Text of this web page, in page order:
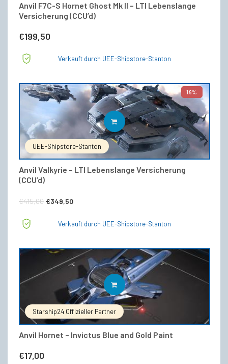
Anvil F7C-S Hornet Ghost Mk II – LTI Lebenslange
Versicherung (CCU’d)
€199,50
Verkauft durch UEE-Shipstore-Stanton
16%
UEE-Shipstore-Stanton
Anvil Valkyrie – LTI Lebenslange Versicherung
(CCU’d)
€415,00 Ursprünglicher
€415,00
€349,50
€349,50.
IN DEN WARENKORB
Verkauft durch UEE-Shipstore-Stanton
Starship24 Offizieller Partner
Anvil Hornet – Invictus Blue and Gold Paint
€17,00
IN DEN WARENKORB